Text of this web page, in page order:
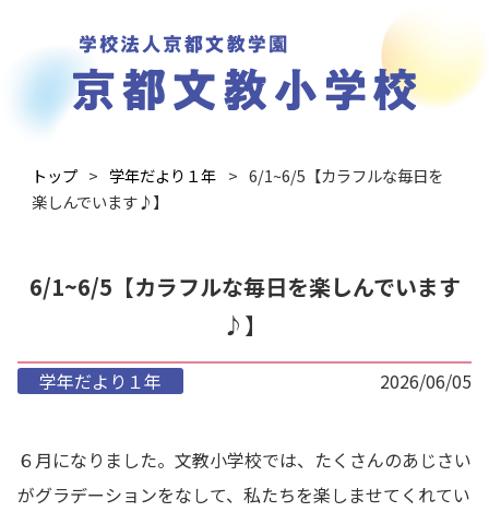
トップ 学年だより１年
6/1~6/5【カラフルな毎日を
楽しんでいます♪】
6/1~6/5【カラフルな毎日を楽しんでいます
♪】
学年だより１年 2026/06/05
６月になりました。文教小学校では、たくさんのあじさい
がグラデーションをなして、私たちを楽しませてくれてい